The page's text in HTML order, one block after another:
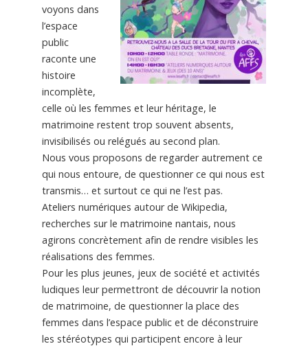
voyons dans
l’espace
public
raconte une
histoire
incomplète,
celle où les femmes et leur héritage, le
matrimoine restent trop souvent absents,
invisibilisés ou relégués au second plan.
Nous vous proposons de regarder autrement ce
qui nous entoure, de questionner ce qui nous est
transmis… et surtout ce qui ne l’est pas.
Ateliers numériques autour de Wikipedia,
recherches sur le matrimoine nantais, nous
agirons concrètement afin de rendre visibles les
réalisations des femmes.
Pour les plus jeunes, jeux de société et activités
ludiques leur permettront de découvrir la notion
de matrimoine, de questionner la place des
femmes dans l’espace public et de déconstruire
les stéréotypes qui participent encore à leur